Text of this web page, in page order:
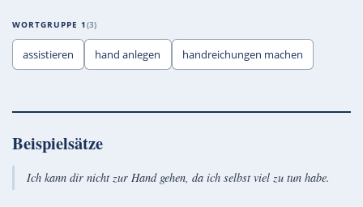
WORTGRUPPE 1 3
assistieren hand anlegen handreichungen machen
Beispielsätze
Ich kann dir nicht zur Hand gehen, da ich selbst viel zu tun habe.